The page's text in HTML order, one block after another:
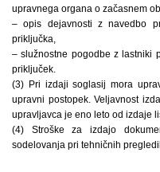
upravnega organa o začasnem
– opis dejavnosti z navedbo
priključka,
– služnostne pogodbe z lastniki
priključek.
(3) Pri izdaji soglasij mora
upravni postopek. Veljavnost
upravljavca je eno leto od izdaje
(4) Stroške za izdajo
sodelovanja pri tehničnih